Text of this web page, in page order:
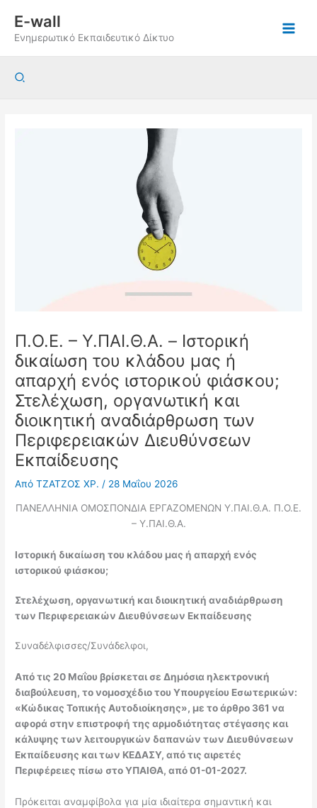
περιεχόμενο
E-wall
Ενημερωτικό Εκπαιδευτικό Δίκτυο
Αναζήτηση
Π.Ο.Ε. – Υ.ΠΑΙ.Θ.Α. – Ιστορική
δικαίωση του κλάδου μας ή
απαρχή ενός ιστορικού φιάσκου;
Στελέχωση, οργανωτική και
διοικητική αναδιάρθρωση των
Περιφερειακών Διευθύνσεων
Εκπαίδευσης
ΑπόΤΖΑΤΖΟΣ ΧΡ. / 28 Μαΐου 2026
ΠΑΝΕΛΛΗΝΙΑ ΟΜΟΣΠΟΝΔΙΑ ΕΡΓΑΖΟΜΕΝΩΝ Υ.ΠΑΙ.Θ.Α. Π.Ο.Ε.
– Υ.ΠΑΙ.Θ.Α.
Ιστορική δικαίωση του κλάδου μας ή απαρχή ενός
ιστορικού φιάσκου;
Στελέχωση, οργανωτική και διοικητική αναδιάρθρωση
των Περιφερειακών Διευθύνσεων Εκπαίδευσης
Συναδέλφισσες/Συνάδελφοι,
Από τις 20 Μαΐου βρίσκεται σε Δημόσια ηλεκτρονική
διαβούλευση, το νομοσχέδιο του Υπουργείου Εσωτερικών:
«Κώδικας Τοπικής Αυτοδιοίκησης», με το άρθρο 361 να
αφορά στην επιστροφή της αρμοδιότητας στέγασης και
κάλυψης των λειτουργικών δαπανών των Διευθύνσεων
Εκπαίδευσης και των ΚΕΔΑΣΥ, από τις αιρετές
Περιφέρειες πίσω στο ΥΠΑΙΘΑ, από 01-01-2027.
Πρόκειται αναμφίβολα για μία ιδιαίτερα σημαντική και